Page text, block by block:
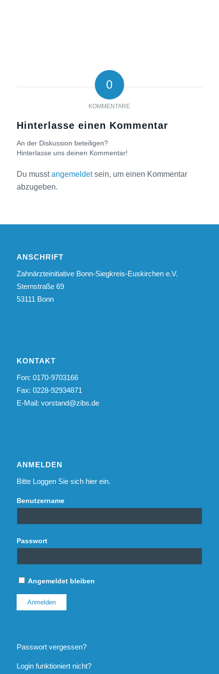
0
KOMMENTARE
Hinterlasse einen Kommentar
An der Diskussion beteiligen?
Hinterlasse uns deinen Kommentar!
Du musstangemeldetsein, um einen Kommentar
abzugeben.
ANSCHRIFT
Zahnärzteinitiative Bonn-Siegkreis-Euskirchen e.V.
Sternstraße 69
53111 Bonn
KONTAKT
Fon: 0170-9703166
Fax: 0228-92934871
E-Mail: vorstand@zibs.de
ANMELDEN
Bitte Loggen Sie sich hier ein.
Benutzername
Passwort
Angemeldet bleiben
Passwort vergessen?
Login funktioniert nicht?